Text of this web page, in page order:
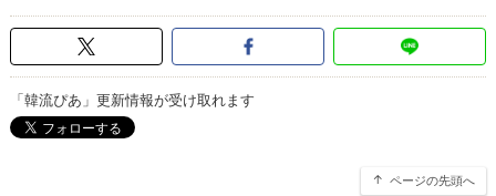
「韓流ぴあ」更新情報が受け取れます
ページの先頭へ